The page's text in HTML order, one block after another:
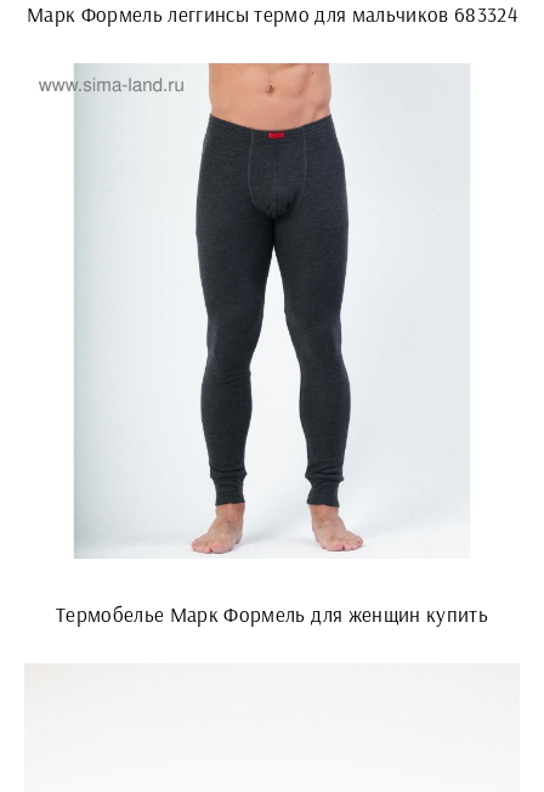
Марк Формель леггинсы термо для мальчиков 683324
Термобелье Марк Формель для женщин купить